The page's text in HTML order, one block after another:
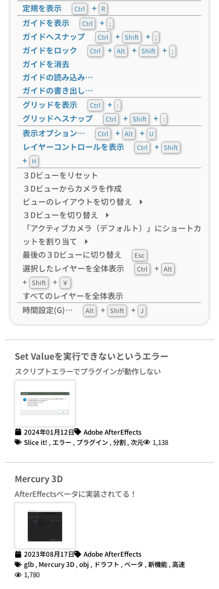
定規を表示
Ctrl + R
ガイドを表示 Ctrl + ;
ガイドへスナップ Ctrl + Shift + ;
ガイドをロック Ctrl + Alt + Shift + ;
ガイドを消去
ガイドの読み込み…
ガイドの書き出し…
グリッドを表示
Ctrl + :
グリッドへスナップ Ctrl + Shift + :
表示オプション… Ctrl + Alt + U
レイヤーコントロールを表示 Ctrl + Shift
+ H
３Dビューをリセット
３Dビューからカメラを作成
ビューのレイアウトを切り替え
３Dビューを切り替え
「アクティブカメラ（デフォルト）」にショートカ
ットを割り当て
最後の３Dビューに切り替え
Esc
選択したレイヤーを全体表示 Ctrl + Alt
+ Shift + ￥
すべてのレイヤーを全体表示
時間設定(G)…
Alt + Shift + J
Set Valueを実行できないというエラー
スクリプトエラーでプラグインが動作しない
2024年01月12日
Adobe AfterEffects
Slice it! , エラー , プラグイン , 分割 , 次元 1,138
Mercury 3D
AfterEffectsベータに実装されてる！
2023年08月17日
Adobe AfterEffects
glb , Mercury 3D , obj , ドラフト , ベータ , 新機能 , 高速
1,780